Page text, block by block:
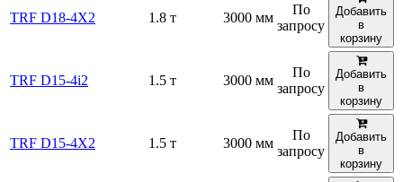
TRF D18-4X2 1.8 т 3000 мм
По
запросу
Добавить
в
корзину
TRF D15-4i2 1.5 т 3000 мм
По
запросу
Добавить
в
корзину
TRF D15-4X2 1.5 т 3000 мм
По
запросу
Добавить
в
корзину